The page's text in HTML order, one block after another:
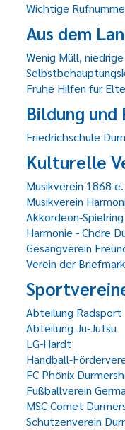
Wichtige
Aus dem
Wenig Müll,
Frühe Hilfen für
Bildung und
Friedrichschule
Kulturelle
Musikverein 1868
Musikverein
Akkordeon-
Harmonie - Chöre
Gesangverein
Verein der
Abteilung Radsport
Abteilung Ju-Jutsu
LG-Hardt
Handball-
FC Phönix
Fußballverein
MSC Comet
Schützenverein